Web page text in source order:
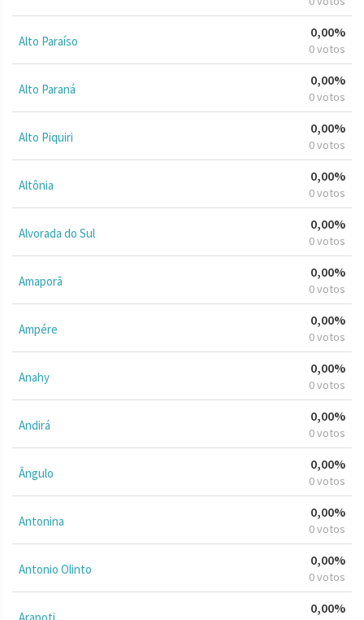
Alto Paraíso
0,00%
0 votos
Alto Paraná
0,00%
0 votos
Alto Piquiri
0,00%
0 votos
Altônia
0,00%
0 votos
Alvorada do Sul
0,00%
0 votos
Amaporã
0,00%
0 votos
Ampére
0,00%
0 votos
Anahy
0,00%
0 votos
Andirá
0,00%
0 votos
Ângulo
0,00%
0 votos
Antonina
0,00%
0 votos
Antonio Olinto
0,00%
0 votos
0,00%